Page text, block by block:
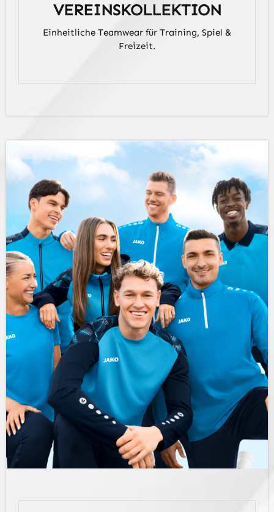
VEREINSKOLLEKTION
Einheitliche Teamwear für Training, Spiel &
Freizeit.